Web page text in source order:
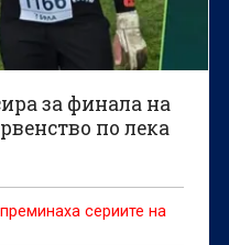
за финала на
по лека
сериите на